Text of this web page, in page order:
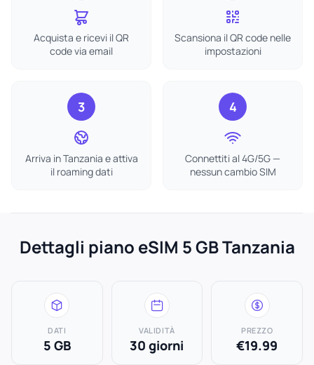
Acquista e ricevi il QR
code via email
Scansiona il QR code nelle
impostazioni
3
Arriva in Tanzania e attiva
il roaming dati
4
Connettiti al 4G/5G —
nessun cambio SIM
Dettagli piano eSIM 5 GB Tanzania
DATI
5 GB
VALIDITÀ
30 giorni
PREZZO
€19.99